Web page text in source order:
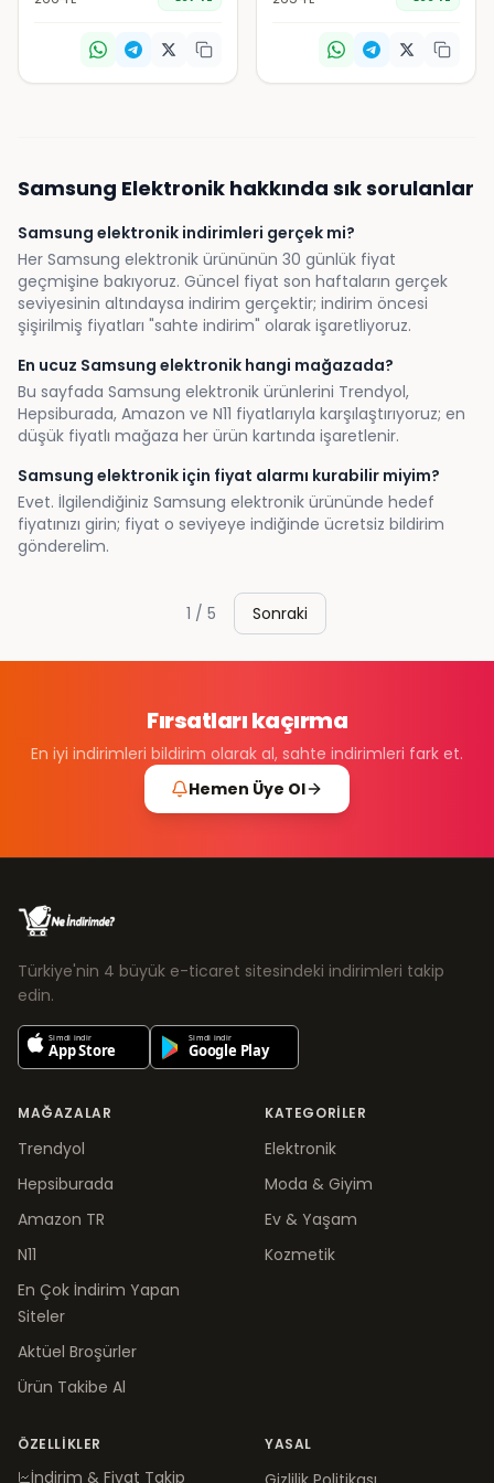
Samsung Elektronik hakkında sık sorulanlar
Samsung elektronik indirimleri gerçek mi?
Her Samsung elektronik ürününün 30 günlük fiyat
geçmişine bakıyoruz. Güncel fiyat son haftaların gerçek
seviyesinin altındaysa indirim gerçektir; indirim öncesi
şişirilmiş fiyatları "sahte indirim" olarak işaretliyoruz.
En ucuz Samsung elektronik hangi mağazada?
Bu sayfada Samsung elektronik ürünlerini Trendyol,
Hepsiburada, Amazon ve N11 fiyatlarıyla karşılaştırıyoruz; en
düşük fiyatlı mağaza her ürün kartında işaretlenir.
Samsung elektronik için fiyat alarmı kurabilir miyim?
Evet. İlgilendiğiniz Samsung elektronik ürününde hedef
fiyatınızı girin; fiyat o seviyeye indiğinde ücretsiz bildirim
gönderelim.
1 / 5 Sonraki
Fırsatları kaçırma
En iyi indirimleri bildirim olarak al, sahte indirimleri fark et.
Hemen Üye Ol
Türkiye'nin 4 büyük e-ticaret sitesindeki indirimleri takip
edin.
MAĞAZALAR
Trendyol
Hepsiburada
Amazon TR
N11
En Çok İndirim Yapan
Siteler
Aktüel Broşürler
Ürün Takibe Al
KATEGORILER
Elektronik
Moda & Giyim
Ev & Yaşam
Kozmetik
ÖZELLIKLER
İndirim & Fiyat Takip
YASAL